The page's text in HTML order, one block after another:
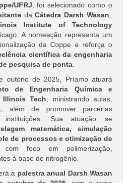
UFRJ , foi selecionado como o
daCátedra Darsh Wasan
Institute of Technology
A nomeação representa um
da Coppe e reforça o
científica da engenharia
pesquisa de ponta
outono de 2025, Príamo atuará
de Engenharia Química e
Illinois Tech , ministrando aulas,
além de promover parcerias
Sua atuação se
matemática, simulação
de processos e otimização de
com foco em polimerização,
à base de nitrogênio.
a palestra anual Darsh Wasan